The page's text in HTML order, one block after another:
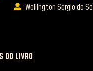
Wellington Sergio de
DO LIVRO